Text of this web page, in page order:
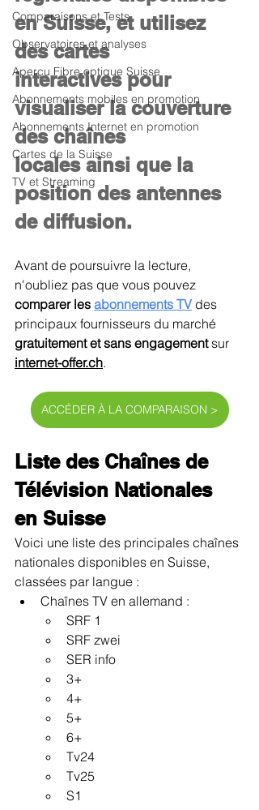
Comparaisons et Tests
Observatoires et analyses
Aperçu Fibre optique Suisse
Abonnements mobiles en promotion
Abonnements Internet en promotion
Cartes de la Suisse
TV et Streaming
en Suisse, et utilisez
des cartes
interactives pour
visualiser la couverture
des chaînes
locales ainsi que la
position des antennes
de diffusion.
Avant de poursuivre la lecture,
n'oubliez pas que vous pouvez
comparer les abonnements TV des
principaux fournisseurs du marché
gratuitement et sans engagement sur
internet-offer.ch.
ACCÉDER À LA COMPARAISON >
Liste des Chaînes de
Télévision Nationales
en Suisse
Voici une liste des principales chaînes
nationales disponibles en Suisse,
classées par langue :
Chaînes TV en allemand :
SRF 1
SRF zwei
SER info
3+
4+
5+
6+
Tv24
Tv25
S1